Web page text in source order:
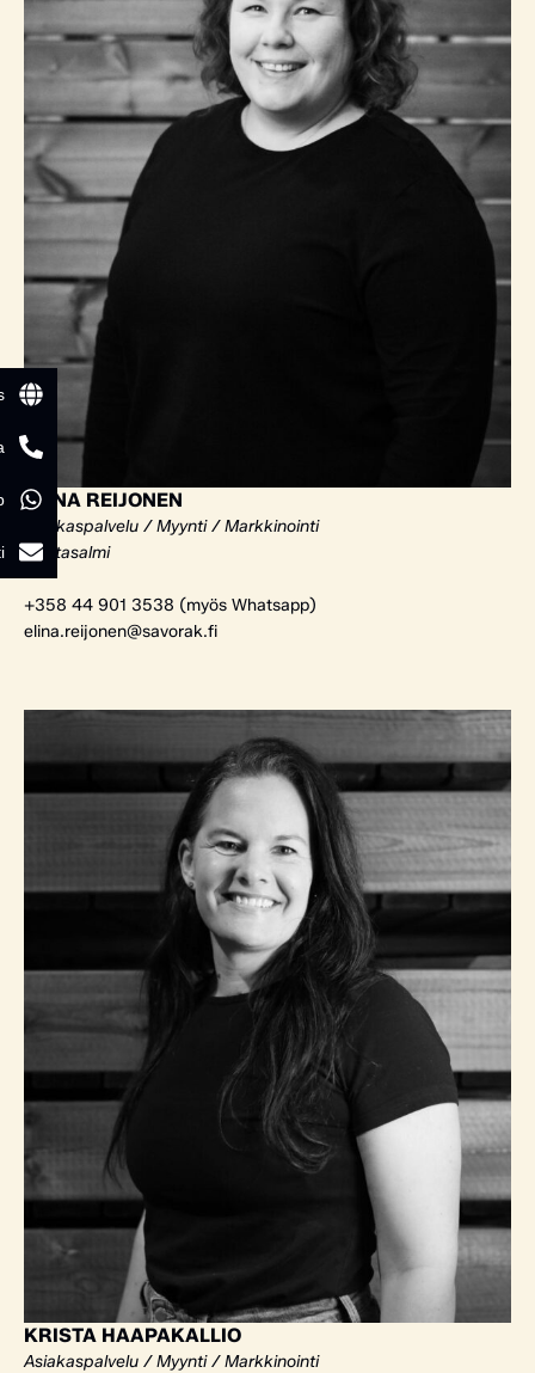
ELINA REIJONEN
Asiakaspalvelu / Myynti / Markkinointi
Rantasalmi
+358 44 901 3538 (myös Whatsapp)
elina.reijonen@savorak.fi
KRISTA HAAPAKALLIO
Asiakaspalvelu / Myynti / Markkinointi